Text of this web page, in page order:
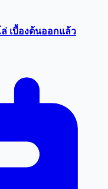
เบื้องต้นออกแล้ว